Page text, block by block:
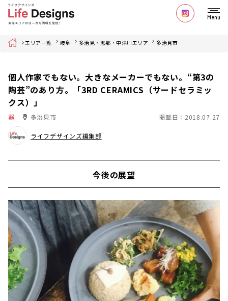
Menu
Home エリア一覧 岐阜 多治見・恵那・中津川エリア 多治見市
個人作家でもない。大きなメーカーでもない。“第3の
陶芸”のあり方。「3RD CERAMICS（サードセラミッ
クス）」
器 多治見市 掲載日：2018.07.27
ライフデザインズ編集部
今後の展望